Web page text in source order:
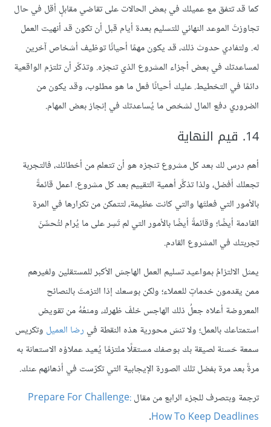
كما قد تتفق مع عميلك في بعض الحالات على تقاضي مقابلٍ أقل في حال
تجاوزتَ الموعد النهائي للتسليم بعدة أيام قبل أن تكون قد أنهيت العمل
له. ولتفادي حدوث ذلك، قد يكون مهمًا أحيانًا توظيف أشخاص آخرين
لمساعدتك في بعض أجزاء المشروع الذي تنجزه. وتذكّر أن تلتزم الواقعية
دائمًا في التخطيط. عليك أحيانًا فعل ما هو مطلوب، وقد يكون من
الضروري دفع المال لشخص ما يُساعدتك في إنجاز بعض المهام.
14. قيم النهاية
أهم درس لك بعد كل مشروع تنجزه هو أن تتعلم من أخطائك، فالتجربة
تجعلك أفضل، ولذا تذكَّر أهمية التقييم بعد كل مشروع. اعمل قائمةً
بالأمور التي فعلتَها والتي كانت عظيمة، لتتمكن من تكرارها في المرة
القادمة أيضًا؛ وقائمةً أيضًا بالأمور التي لم تَسِر على ما يُرام لتُحسِّنَ
تجربتك في المشروع القادم.
يمثل الالتزامُ بمواعيد تسليم العمل الهاجسَ الأكبر للمستقلين ولغيرهم
ممن يقدمون خدماتٍ للعملاء؛ ولكن بوسعك إذا التزمتَ بالنصائح
المعروضة أعلاه جعلُ ذلك الهاجس خلفَ ظهرك، ومنعُهُ من تقويض
استمتاعك بالعمل؛ ولا تنسَ محورية هذه النقطة في رضا العميل وتكريس
سمعة حَسنة لصيقة بك بوصفك مستقلًا ملتزمًا يُعيد عملاؤه الاستعانة به
مرةً بعد مرة بفضل تلك الصورة الإيجابية التي تكرّست في أذهانهم عنك.
ترجمة وبتصرف للجزء الرابع من مقالPrepare For Challenge:
How To Keep Deadlines
.